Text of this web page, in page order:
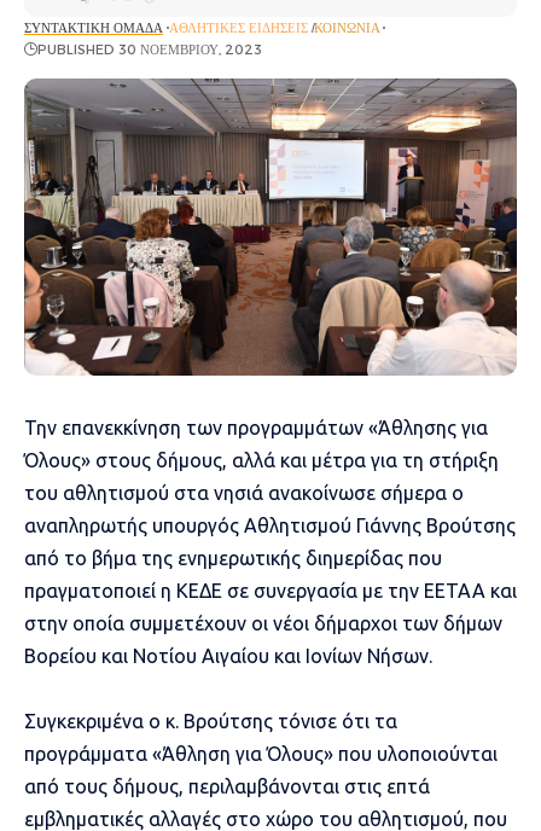
ΣΥΝΤΑΚΤΙΚΉ ΟΜΆΔΑ ΑΘΛΗΤΙΚΈΣ ΕΙΔΉΣΕΙΣ ΚΟΙΝΩΝΊΑ
PUBLISHED 30 ΝΟΕΜΒΡΊΟΥ, 2023
Την επανεκκίνηση των προγραμμάτων «Άθλησης για
Όλους» στους δήμους, αλλά και μέτρα για τη στήριξη
του αθλητισμού στα νησιά ανακοίνωσε σήμερα ο
αναπληρωτής υπουργός Αθλητισμού Γιάννης Βρούτσης
από το βήμα της ενημερωτικής διημερίδας που
πραγματοποιεί η ΚΕΔΕ σε συνεργασία με την ΕΕΤΑΑ και
στην οποία συμμετέχουν οι νέοι δήμαρχοι των δήμων
Βορείου και Νοτίου Αιγαίου και Ιονίων Νήσων.
Συγκεκριμένα ο κ. Βρούτσης τόνισε ότι τα
προγράμματα «Άθληση για Όλους» που υλοποιούνται
από τους δήμους, περιλαμβάνονται στις επτά
εμβληματικές αλλαγές στο χώρο του αθλητισμού, που